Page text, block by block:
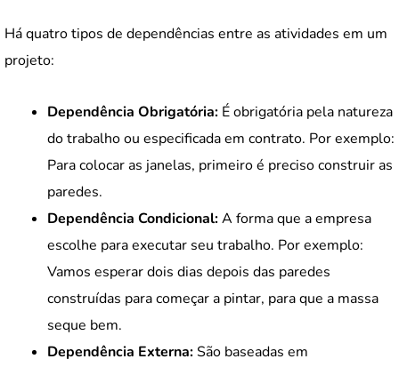
Há quatro tipos de dependências entre as atividades em um
projeto:
Dependência Obrigatória: É obrigatória pela natureza
do trabalho ou especificada em contrato. Por exemplo:
Para colocar as janelas, primeiro é preciso construir as
paredes.
Dependência Condicional:A forma que a empresa
escolhe para executar seu trabalho. Por exemplo:
Vamos esperar dois dias depois das paredes
construídas para começar a pintar, para que a massa
seque bem.
Dependência Externa:São baseadas em